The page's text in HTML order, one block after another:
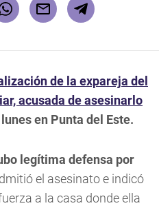
de la expareja del
acusada de asesinarlo
en Punta del Este.
legítima defensa por
el asesinato e indicó
a la casa donde ella